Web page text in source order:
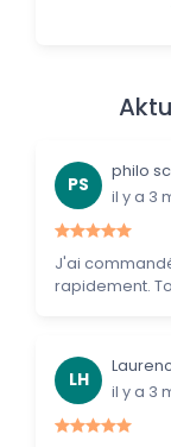
PS
philo
il y a 3
J'ai
rapidement.
LH
il y a 3